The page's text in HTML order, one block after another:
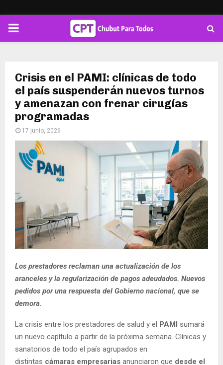
PRIMARY
Crisis en el PAMI: clínicas de todo
el país suspenderán nuevos turnos
y amenazan con frenar cirugías
programadas
17 junio, 2026
Los prestadores reclaman una actualización de los
aranceles y la regularización de pagos adeudados. Nuevos
pedidos por una respuesta del Gobierno nacional, que se
demora.
La crisis entre los prestadores de salud y el PAMI sumará
un nuevo capítulo a partir de la próxima semana. Clínicas y
sanatorios de todo el país agrupados en
distintas cámaras empresarias anunciaron que desde el